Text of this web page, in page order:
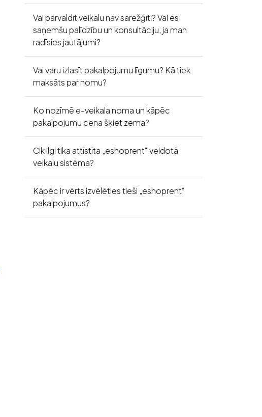
Vai pārvaldīt veikalu nav sarežģīti? Vai es
saņemšu palīdzību un konsultāciju, ja man
radīsies jautājumi?
Vai varu izlasīt pakalpojumu līgumu? Kā tiek
maksāts par nomu?
Ko nozīmē e-veikala noma un kāpēc
pakalpojumu cena šķiet zema?
Cik ilgi tika attīstīta „eshoprent“ veidotā
veikalu sistēma?
Kāpēc ir vērts izvēlēties tieši „eshoprent“
pakalpojumus?